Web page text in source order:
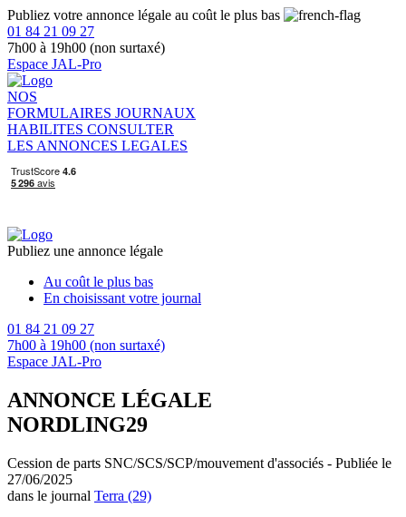
Publiez votre annonce légale au coût le plus bas
01 84 21 09 27
7h00 à 19h00 (non surtaxé)
Espace JAL-Pro
NOS
FORMULAIRES JOURNAUX
HABILITES CONSULTER
LES ANNONCES LEGALES
Publiez une annonce légale
Au coût le plus bas
En choisissant votre journal
01 84 21 09 27
7h00 à 19h00 (non surtaxé)
Espace JAL-Pro
ANNONCE LÉGALE
NORDLING29
Cession de parts SNC/SCS/SCP/mouvement d'associés - Publiée le
27/06/2025
dans le journal Terra (29)